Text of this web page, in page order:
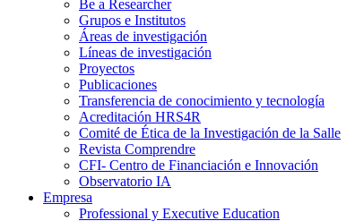
Be a Researcher
Grupos e Institutos
Áreas de investigación
Líneas de investigación
Proyectos
Publicaciones
Transferencia de conocimiento y tecnología
Acreditación HRS4R
Comité de Ética de la Investigación de la Salle
Revista Comprendre
CFI- Centro de Financiación e Innovación
Observatorio IA
Empresa
Professional y Executive Education